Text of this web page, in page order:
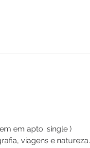
em apto. single )
viagens e natureza.